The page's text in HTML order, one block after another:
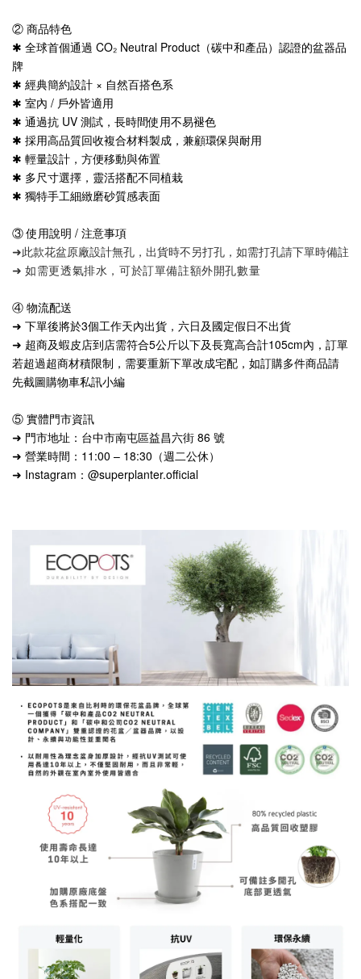
② 商品特色
✱ 全球首個通過 CO₂ Neutral Product（碳中和產品）認證的盆器品
牌
✱ 經典簡約設計 × 自然百搭色系
✱ 室內 / 戶外皆適用
✱ 通過抗 UV 測試，長時間使用不易褪色
✱ 採用高品質回收複合材料製成，兼顧環保與耐用
✱ 輕量設計，方便移動與佈置
✱ 多尺寸選擇，靈活搭配不同植栽
✱ 獨特手工細緻磨砂質感表面
③ 使用說明 / 注意事項
➜此款花盆原廠設計無孔，出貨時不另打孔，如需打孔請下單時備註
➜ 如需更透氣排水，可於訂單備註額外開孔數量
④ 物流配送
➜ 下單後將於3個工作天內出貨，六日及國定假日不出貨
➜ 超商及蝦皮店到店需符合5公斤以下及長寬高合計105cm內，訂單
若超過超商材積限制，需要重新下單改成宅配，如訂購多件商品請
先截圖購物車私訊小編
⑤ 實體門市資訊
➜ 門市地址：台中市南屯區益昌六街 86 號
➜ 營業時間：11:00 – 18:30（週二公休）
➜ Instagram：@superplanter.official